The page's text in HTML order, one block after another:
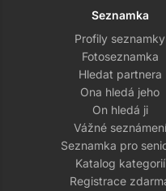
Seznamka
Profily seznamky
Fotoseznamka
Hledat partnera
Ona hledá jeho
On hledá ji
Vážné seznámení
Seznamka pro
Katalog kategorií
Registrace